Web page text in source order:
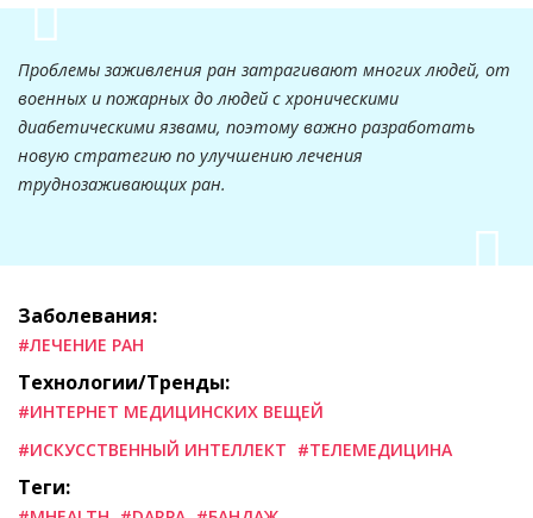
Проблемы заживления ран затрагивают многих людей, от
военных и пожарных до людей с хроническими
диабетическими язвами, поэтому важно разработать
новую стратегию по улучшению лечения
труднозаживающих ран.
Заболевания:
#ЛЕЧЕНИЕ РАН
Технологии/Тренды:
#ИНТЕРНЕТ МЕДИЦИНСКИХ ВЕЩЕЙ
#ИСКУССТВЕННЫЙ ИНТЕЛЛЕКТ #ТЕЛЕМЕДИЦИНА
Теги: